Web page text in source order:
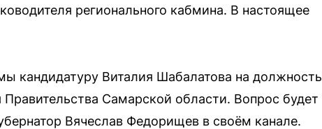
регионального кабмина. В настоящее
кандидатуру Виталия Шабалатова на должность
Самарской области. Вопрос будет
Вячеслав Федорищев в своём канале.